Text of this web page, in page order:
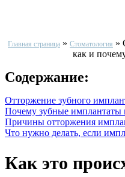
Главная страница » Стоматология »
как и
Содержание:
Отторжение зубного
Почему зубные имплантаты
Причины отторжения
Что нужно делать, если
Как это